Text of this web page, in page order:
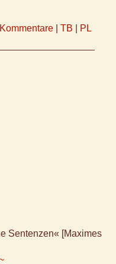
Kommentare TB PL
Sentenzen« [Maximes